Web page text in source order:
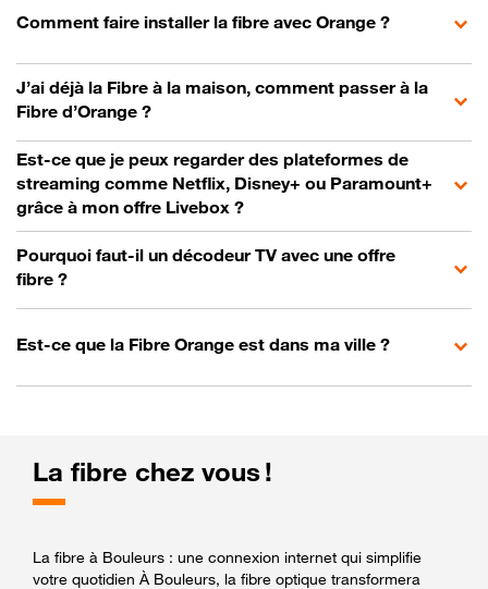
Comment faire installer la fibre avec Orange ?
J’ai déjà la Fibre à la maison, comment passer à la
Fibre d’Orange ?
Est-ce que je peux regarder des plateformes de
streaming comme Netflix, Disney+ ou Paramount+
grâce à mon offre Livebox ?
Pourquoi faut-il un décodeur TV avec une offre
fibre ?
Est-ce que la Fibre Orange est dans ma ville ?
La fibre chez vous !
La fibre à Bouleurs : une connexion internet qui simplifie
votre quotidien À Bouleurs, la fibre optique transformera